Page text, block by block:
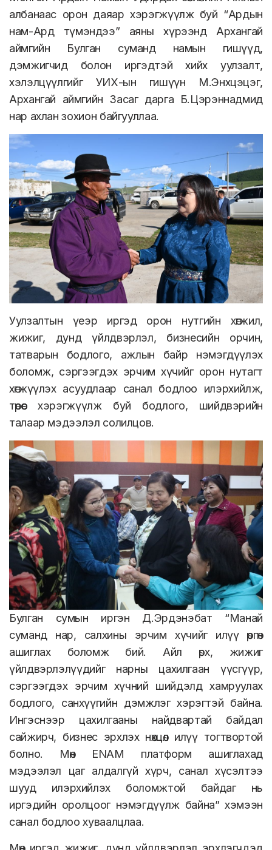
албанаас орон даяар хэрэгжүүлж буй “Ардын
нам-Ард түмэндээ” аяны хүрээнд Архангай
аймгийн Булган суманд намын гишүүд,
дэмжигчид болон иргэдтэй хийх уулзалт,
хэлэлцүүлгийг УИХ-ын гишүүн М.Энхцэцэг,
Архангай аймгийн Засаг дарга Б.Цэрэннадмид
нар ахлан зохион байгууллаа.
Уулзалтын үеэр иргэд орон нутгийн хөгжил,
жижиг, дунд үйлдвэрлэл, бизнесийн орчин,
татварын бодлого, ажлын байр нэмэгдүүлэх
боломж, сэргээгдэх эрчим хүчийг орон нутагт
хөгжүүлэх асуудлаар санал бодлоо илэрхийлж,
төрөөс хэрэгжүүлж буй бодлого, шийдвэрийн
талаар мэдээлэл солилцов.
Булган сумын иргэн Д.Эрдэнэбат “Манай
суманд нар, салхины эрчим хүчийг илүү өргөн
ашиглах боломж бий. Айл өрх, жижиг
үйлдвэрлэлүүдийг нарны цахилгаан үүсгүүр,
сэргээгдэх эрчим хүчний шийдэлд хамруулах
бодлого, санхүүгийн дэмжлэг хэрэгтэй байна.
Ингэснээр цахилгааны найдвартай байдал
сайжирч, бизнес эрхлэх нөхцөл илүү тогтвортой
болно. Мөн ENAM платформ ашиглахад
мэдээлэл цаг алдалгүй хүрч, санал хүсэлтээ
шууд илэрхийлэх боломжтой байдаг нь
иргэдийн оролцоог нэмэгдүүлж байна” хэмээн
санал бодлоо хуваалцлаа.